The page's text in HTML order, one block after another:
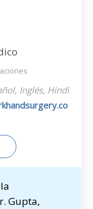
Inglés, Hindi
Gupta,